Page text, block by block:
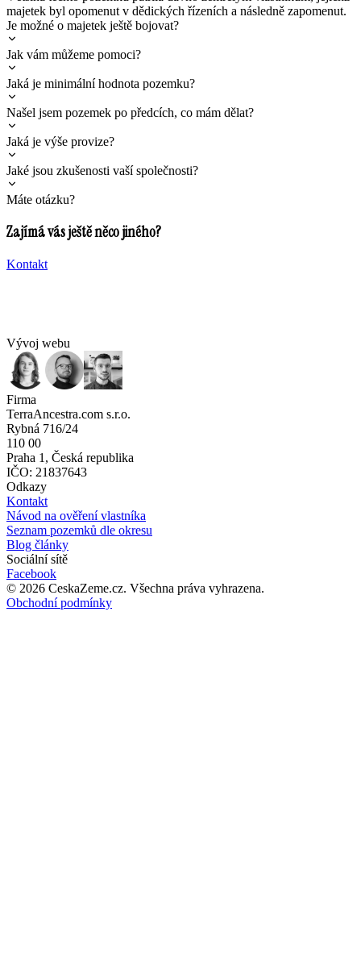
majetek byl opomenut v dědických řízeních a následně zapomenut.
Je možné o majetek ještě bojovat?
Jak vám můžeme pomoci?
Jaká je minimální hodnota pozemku?
Našel jsem pozemek po předcích, co mám dělat?
Jaká je výše provize?
Jaké jsou zkušenosti vaší společnosti?
Máte otázku?
Zajímá vás ještě něco jiného?
Kontakt
Vývoj webu
Firma
TerraAncestra.com s.r.o.
Rybná 716/24
110 00
Praha 1, Česká republika
IČO: 21837643
Odkazy
Kontakt
Návod na ověření vlastníka
Seznam pozemků dle okresu
Blog články
Sociální sítě
Facebook
© 2026 CeskaZeme.cz. Všechna práva vyhrazena.
Obchodní podmínky